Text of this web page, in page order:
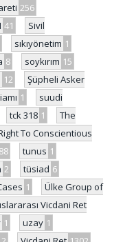
256
41
Sivil
sıkıyönetim 1
8 soykırım 15
12
Şüpheli Asker
1
suudi
tck 318 1
The
To Conscientious
tunus 1
2 tüsiad 6
1
Ülke Group of
Vicdani Ret
1 uzay 1